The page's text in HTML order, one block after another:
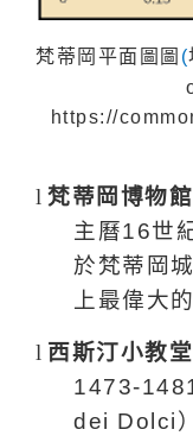
梵蒂岡平面圖 圖 (
https://
l 梵蒂岡博物
主曆16世
於梵蒂岡
上最偉大
l 西斯汀小教
1473-
dei Dolci